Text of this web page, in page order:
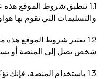
1.1 تنطبق شروط الموقع
والتسليمات التي تقوم بها
1.2 تعتبر شروط الموقع هذه
شخص يصل إلى المنصة أو
1.3 باستخدام المنصة،